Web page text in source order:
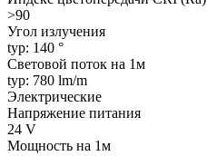
>90
Угол излучения
typ: 140 °
Световой поток на 1м
typ: 780 lm/m
Электрические
Напряжение питания
24 V
Мощность на 1м